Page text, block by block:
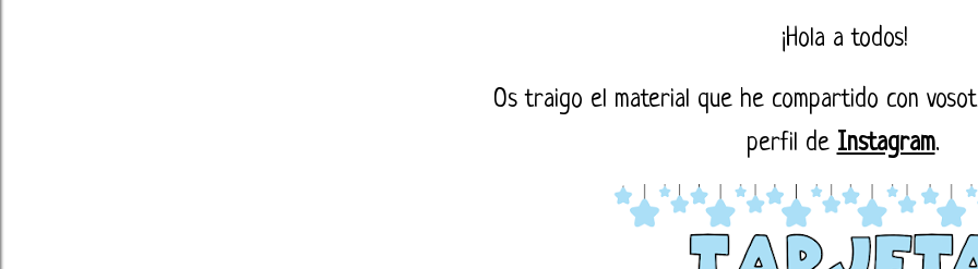
¡Hola a todos!
Os traigo el material que he compartido con
perfil de Instagram.